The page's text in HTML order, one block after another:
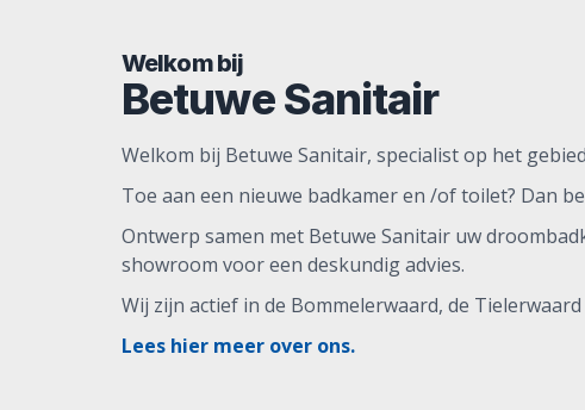
Welkom bij
Betuwe Sanitair
Welkom bij Betuwe Sanitair, specialist op het
Toe aan een nieuwe badkamer en /of toilet? Dan
Ontwerp samen met Betuwe Sanitair uw
showroom voor een deskundig advies.
Wij zijn actief in de Bommelerwaard, de
Lees hier meer over ons.